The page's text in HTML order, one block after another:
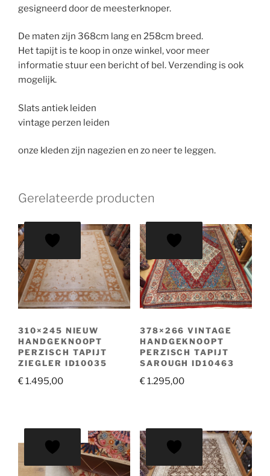
gesigneerd door de meesterknoper.
De maten zijn 368cm lang en 258cm breed.
Het tapijt is te koop in onze winkel, voor meer
informatie stuur een bericht of bel. Verzending is ook
mogelijk.
Slats antiek leiden
vintage perzen leiden
onze kleden zijn nagezien en zo neer te leggen.
Gerelateerde producten
310×245 NIEUW
HANDGEKNOOPT
PERZISCH TAPIJT
ZIEGLER ID10035
€1.495,00
378×266 VINTAGE
HANDGEKNOOPT
PERZISCH TAPIJT
SAROUGH ID10463
€1.295,00
AANBIEDING!